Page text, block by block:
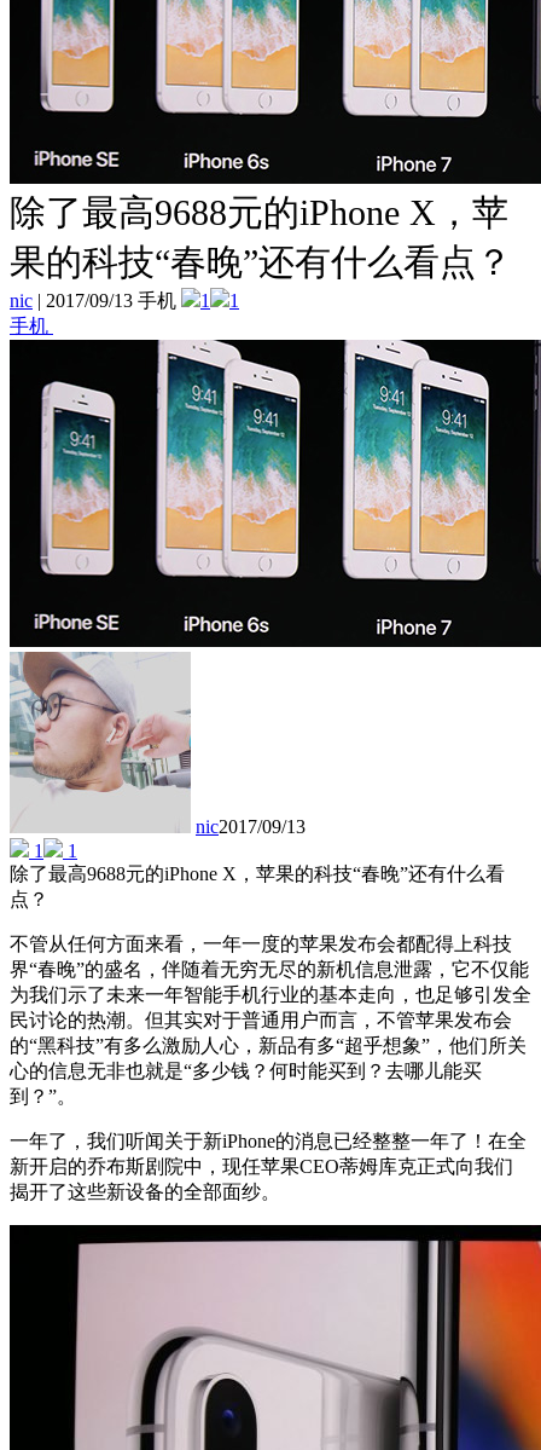
除了最高9688元的iPhone X，苹
果的科技“春晚”还有什么看点？
nic | 2017/09/13 手机 1
1
手机
nic2017/09/13
1
1
除了最高9688元的iPhone X，苹果的科技“春晚”还有什么看
点？
不管从任何方面来看，一年一度的苹果发布会都配得上科技
界“春晚”的盛名，伴随着无穷无尽的新机信息泄露，它不仅能
为我们示了未来一年智能手机行业的基本走向，也足够引发全
民讨论的热潮。但其实对于普通用户而言，不管苹果发布会
的“黑科技”有多么激励人心，新品有多“超乎想象”，他们所关
心的信息无非也就是“多少钱？何时能买到？去哪儿能买
到？”。
一年了，我们听闻关于新iPhone的消息已经整整一年了！在全
新开启的乔布斯剧院中，现任苹果CEO蒂姆库克正式向我们
揭开了这些新设备的全部面纱。